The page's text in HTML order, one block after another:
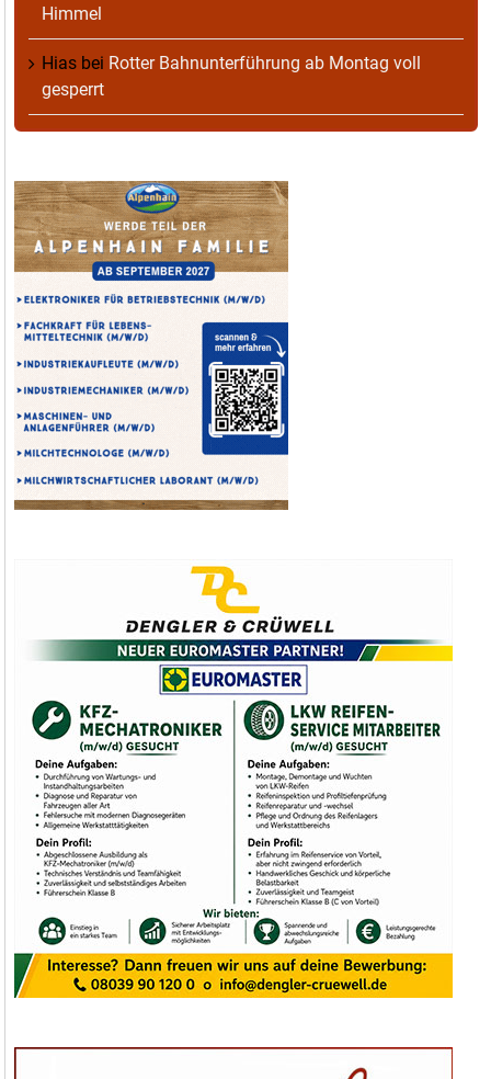
Himmel
Hias bei Rotter Bahnunterführung ab Montag voll
gesperrt